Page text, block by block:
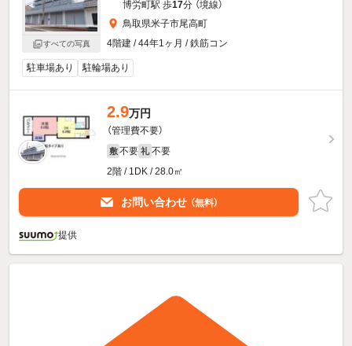
すべての写真
博労町駅 歩17分 （境線）
鳥取県米子市尾高町
4階建 / 44年1ヶ月 / 鉄筋コン
駐車場あり 駐輪場あり
2.9万円
（管理費不要）
敷 不要 礼 不要
2階 / 1DK / 28.0㎡
お問い合わせ （無料）
提供